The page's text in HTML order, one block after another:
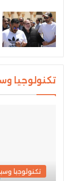
تكنولوجيا
تكنولوجيا